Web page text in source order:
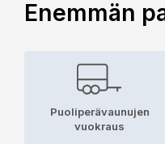
Enemmän
Puoliperävaunujen
vuokraus